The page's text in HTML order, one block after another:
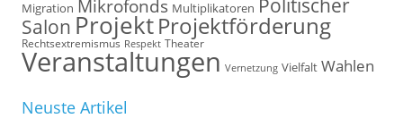
Migration Mikrofonds Multiplikatoren
Salon ProjektProjektförderung
Rechtsextremismus Respekt Theater
Veranstaltungen Vernetzung Vielfalt Wahlen
Neuste Artikel